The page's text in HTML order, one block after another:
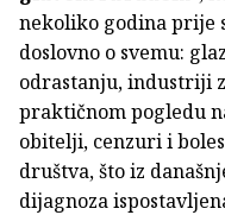
nekoliko godina prije
doslovno o svemu:
odrastanju, industriji
praktičnom pogledu
obitelji, cenzuri i
društva, što iz
dijagnoza